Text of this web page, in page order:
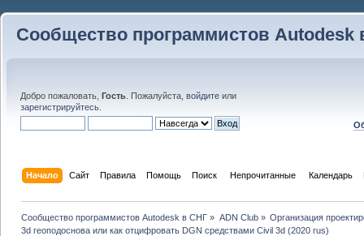
Сообщество программистов Autodesk
Добро пожаловать, Гость . Пожалуйста, войдите или
зарегистрируйтесь
Начало Сайт Правила Помощь Поиск Непрочитанные Календарь
Сообщество программистов Autodesk в СНГ » ADN Club» Организация
3d геоподоснова или как отцифровать DGN средствами Civil 3d (2020 rus)